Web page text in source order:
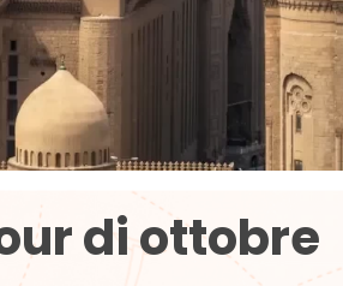
di ottobre